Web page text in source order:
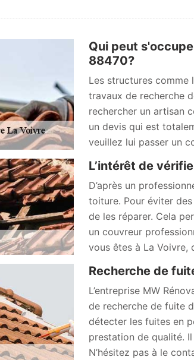
Qui peut
88470?
Les structures comme
travaux de recherche
rechercher un artisan
un devis qui est
veuillez lui passer un
L’intérêt de
D’après un
toiture. Pour éviter
de les réparer. Cela
un couvreur
vous êtes à La Voivre,
Recherche de
L’entreprise MW
de recherche de fuite
détecter les fuites en
prestation de qualité.
N’hésitez pas à le